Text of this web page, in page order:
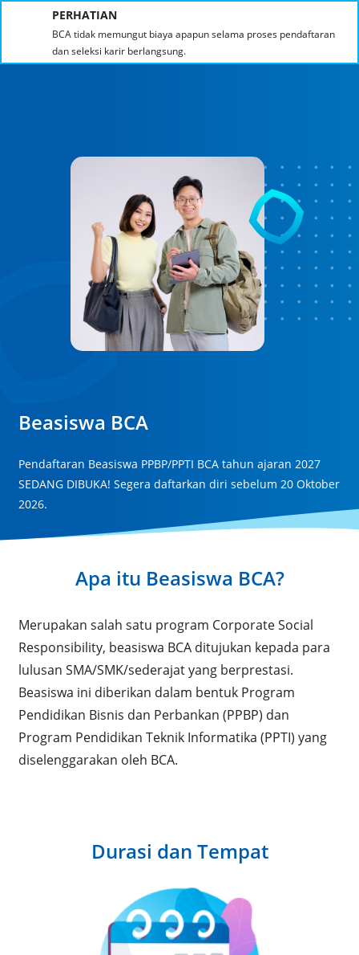
PERHATIAN
BCA tidak memungut biaya apapun selama proses pendaftaran
dan seleksi karir berlangsung.
Beasiswa BCA
Pendaftaran Beasiswa PPBP/PPTI BCA tahun ajaran 2027
SEDANG DIBUKA! Segera daftarkan diri sebelum 20 Oktober
2026.
Apa itu Beasiswa BCA?
Merupakan salah satu program Corporate Social
Responsibility, beasiswa BCA ditujukan kepada para
lulusan SMA/SMK/sederajat yang berprestasi.
Beasiswa ini diberikan dalam bentuk Program
Pendidikan Bisnis dan Perbankan (PPBP) dan
Program Pendidikan Teknik Informatika (PPTI) yang
diselenggarakan oleh BCA.
Durasi dan Tempat